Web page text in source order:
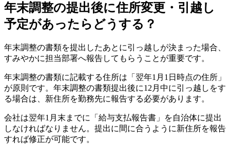
年末調整の提出後に住所変更・引越し
予定があったらどうする？
年末調整の書類を提出したあとに引っ越しが決まった場合、
すみやかに担当部署へ報告してもらうことが重要です。
年末調整の書類に記載する住所は「翌年1月1日時点の住所」
が原則です。年末調整の書類提出後に12月中に引っ越しをす
る場合は、新住所を勤務先に報告する必要があります。
会社は翌年1月末までに「給与支払報告書」を自治体に提出
しなければなりません。提出に間に合うように新住所を報告
すれば修正が可能です。